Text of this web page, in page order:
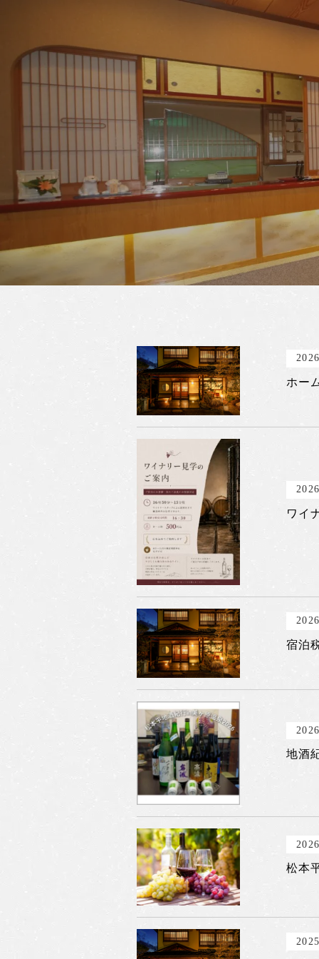
ホー
ワイ
宿泊
地酒
松本